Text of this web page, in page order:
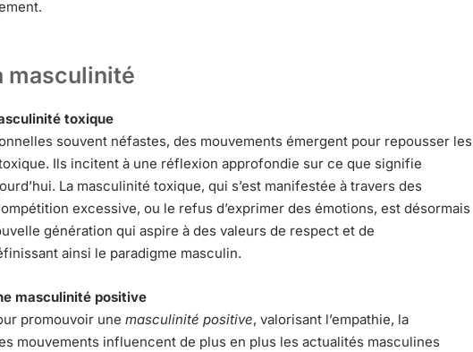
masculinité
toxique
souvent néfastes, des mouvements émergent pour repousser les
Ils incitent à une réflexion approfondie sur ce que signifie
La masculinité toxique, qui s’est manifestée à travers des
excessive, ou le refus d’exprimer des émotions, est désormais
génération qui aspire à des valeurs de respect et de
ainsi le paradigme masculin.
masculinité positive
promouvoir une masculinité positive, valorisant l’empathie, la
mouvements influencent de plus en plus les actualités masculines